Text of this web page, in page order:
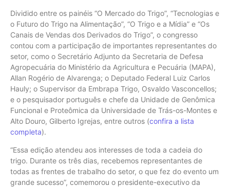
Dividido entre os painéis “O Mercado do Trigo”, “Tecnologias e
o Futuro do Trigo na Alimentação”, “O Trigo e a Mídia” e “Os
Canais de Vendas dos Derivados do Trigo”, o congresso
contou com a participação de importantes representantes do
setor, como o Secretário Adjunto da Secretaria de Defesa
Agropecuária do Ministério da Agricultura e Pecuária (MAPA),
Allan Rogério de Alvarenga; o Deputado Federal Luiz Carlos
Hauly; o Supervisor da Embrapa Trigo, Osvaldo Vasconcellos;
e o pesquisador português e chefe da Unidade de Genômica
Funcional e Proteômica da Universidade de Trás-os-Montes e
Alto Douro, Gilberto Igrejas, entre outros (confira a lista
completa).
“Essa edição atendeu aos interesses de toda a cadeia do
trigo. Durante os três dias, recebemos representantes de
todas as frentes de trabalho do setor, o que fez do evento um
grande sucesso”, comemorou o presidente-executivo da